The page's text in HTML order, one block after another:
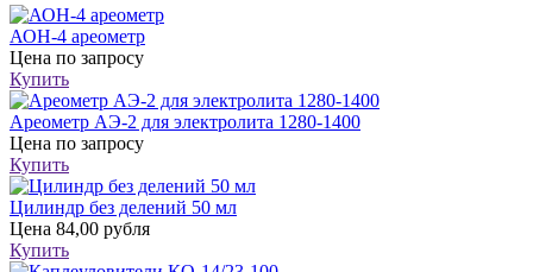
АОН-4 ареометр
Цена по запросу
Купить
Ареометр АЭ-2 для электролита 1280-1400
Цена по запросу
Купить
Цилиндр без делений 50 мл
Цена 84,00 рубля
Купить